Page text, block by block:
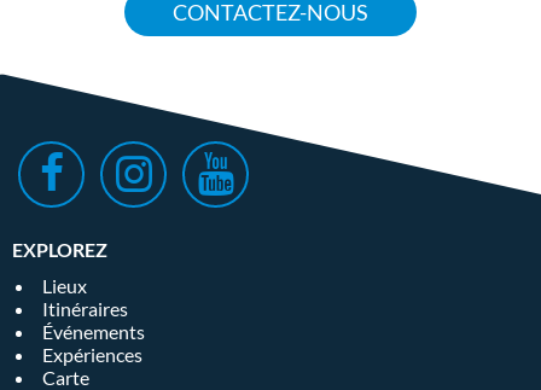
CONTACTEZ-NOUS
EXPLOREZ
Lieux
Itinéraires
Événements
Expériences
Carte